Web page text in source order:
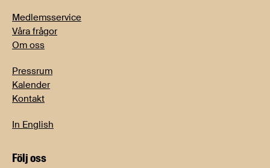
Medlemsservice
Våra frågor
Om oss
Pressrum
Kalender
Kontakt
In English
Följ oss